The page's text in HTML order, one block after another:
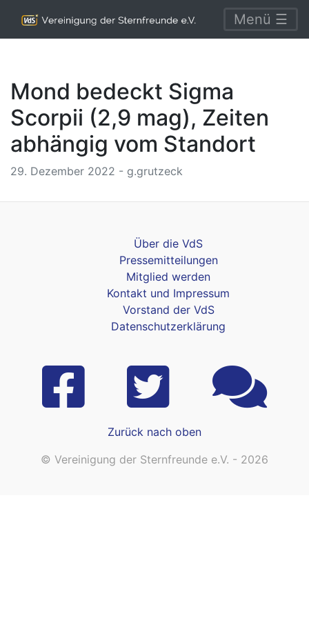
Menü ☰
Mond bedeckt Sigma
Scorpii (2,9 mag), Zeiten
abhängig vom Standort
29. Dezember 2022 - g.grutzeck
Über die VdS
Pressemitteilungen
Mitglied werden
Kontakt und Impressum
Vorstand der VdS
Datenschutzerklärung
Zurück nach oben
© Vereinigung der Sternfreunde e.V. - 2026